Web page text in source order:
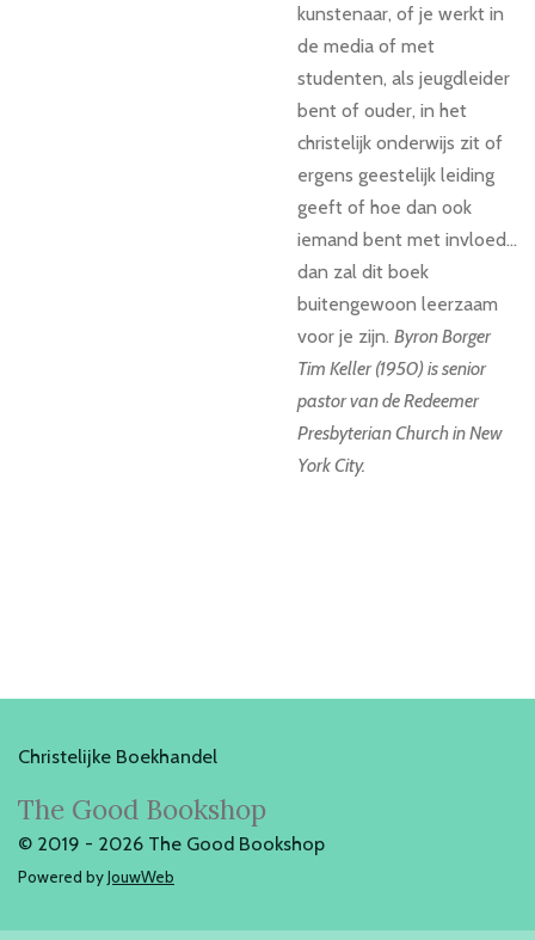
kunstenaar, of je werkt in
de media of met
studenten, als jeugdleider
bent of ouder, in het
christelijk onderwijs zit of
ergens geestelijk leiding
geeft of hoe dan ook
iemand bent met invloed...
dan zal dit boek
buitengewoon leerzaam
voor je zijn. Byron Borger
Tim Keller (1950) is senior
pastor van de Redeemer
Presbyterian Church in New
York City.
Christelijke Boekhandel
The Good Bookshop
© 2019 - 2026 The Good Bookshop
Powered byJouwWeb